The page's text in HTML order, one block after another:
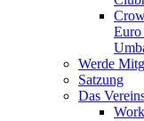
Euro
Werde
Satzung
Das